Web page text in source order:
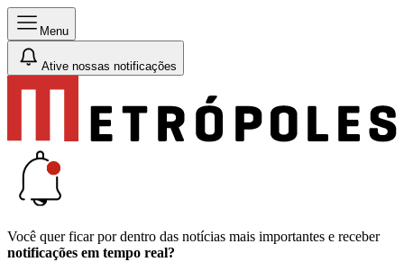
Menu
Ative nossas notificações
Você quer ficar por dentro das notícias mais importantes e receber
notificações em tempo real?